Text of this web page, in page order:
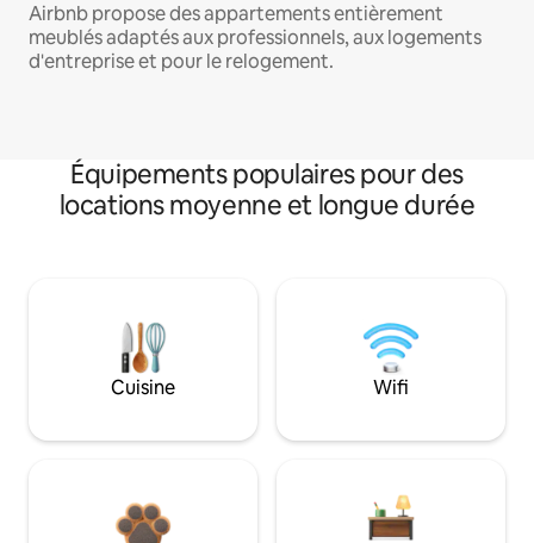
Airbnb propose des appartements entièrement
meublés adaptés aux professionnels, aux logements
d'entreprise et pour le relogement.
Équipements populaires pour des
locations moyenne et longue durée
Cuisine Wifi